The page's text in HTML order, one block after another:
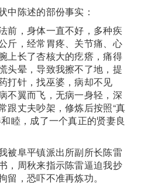
中陈述的部份事实：
前，身体一直不好，多种疾
斤，经常胃疼、关节痛、心
上长了杏核大的疙瘩，痛得
头晕，导致我擦不了地，提
打针，找巫婆，病却不见
不翼而飞，无病一身轻，深
跟丈夫吵架，修炼后按照“真
睦，成了一个真正的贤妻良
被阜平镇派出所副所长陈雷
，周秋来指示陈雷逼迫我抄
留，恐吓不准再炼功。